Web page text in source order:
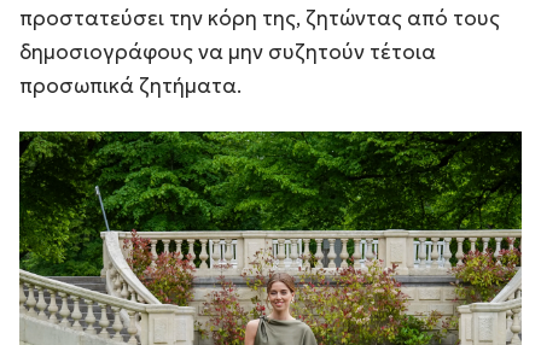
προστατεύσει την κόρη της, ζητώντας από τους
δημοσιογράφους να μην συζητούν τέτοια
προσωπικά ζητήματα.